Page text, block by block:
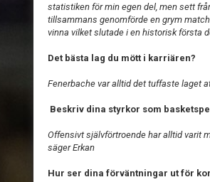
statistiken för min egen del, men sett
tillsammans genomförde en grym
vinna vilket slutade i en historisk första
Det bästa lag du mött i karriären?
Fenerbache var alltid det tuffaste laget
Beskriv dina styrkor som
Offensivt självförtroende har alltid varit
säger Erkan
Hur ser dina förväntningar ut för